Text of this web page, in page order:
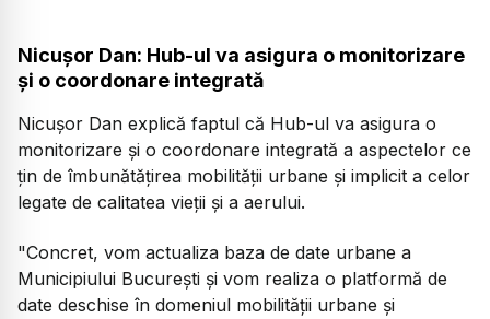
Nicușor Dan: Hub-ul va asigura o monitorizare
şi o coordonare integrată
Nicuşor Dan explică faptul că Hub-ul va asigura o
monitorizare şi o coordonare integrată a aspectelor ce
ţin de îmbunătăţirea mobilităţii urbane şi implicit a celor
legate de calitatea vieţii şi a aerului.
"Concret, vom actualiza baza de date urbane a
Municipiului Bucureşti şi vom realiza o platformă de
date deschise în domeniul mobilităţii urbane şi